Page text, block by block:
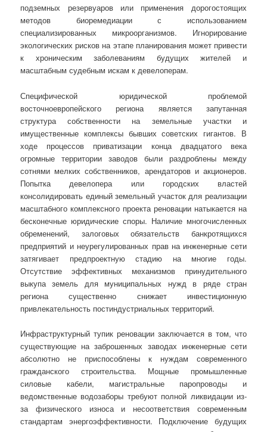
подземных резервуаров или применения дорогостоящих
методов биоремедиации с использованием
специализированных микроорганизмов. Игнорирование
экологических рисков на этапе планирования может привести
к хроническим заболеваниям будущих жителей и
масштабным судебным искам к девелоперам.
Специфической юридической проблемой
восточноевропейского региона является запутанная
структура собственности на земельные участки и
имущественные комплексы бывших советских гигантов. В
ходе процессов приватизации конца двадцатого века
огромные территории заводов были раздроблены между
сотнями мелких собственников, арендаторов и акционеров.
Попытка девелопера или городских властей
консолидировать единый земельный участок для реализации
масштабного комплексного проекта реновации натыкается на
бесконечные юридические споры. Наличие многочисленных
обременений, залоговых обязательств банкротящихся
предприятий и неурегулированных прав на инженерные сети
затягивает предпроектную стадию на многие годы.
Отсутствие эффективных механизмов принудительного
выкупа земель для муниципальных нужд в ряде стран
региона существенно снижает инвестиционную
привлекательность постиндустриальных территорий.
Инфраструктурный тупик реновации заключается в том, что
существующие на заброшенных заводах инженерные сети
абсолютно не приспособлены к нуждам современного
гражданского строительства. Мощные промышленные
силовые кабели, магистральные паропроводы и
ведомственные водозаборы требуют полной ликвидации из-
за физического износа и несоответствия современным
стандартам энергоэффективности. Подключение будущих